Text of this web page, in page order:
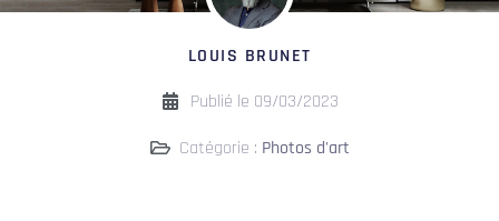
LOUIS BRUNET
Publié le 09/03/2023
Catégorie : Photos d'art